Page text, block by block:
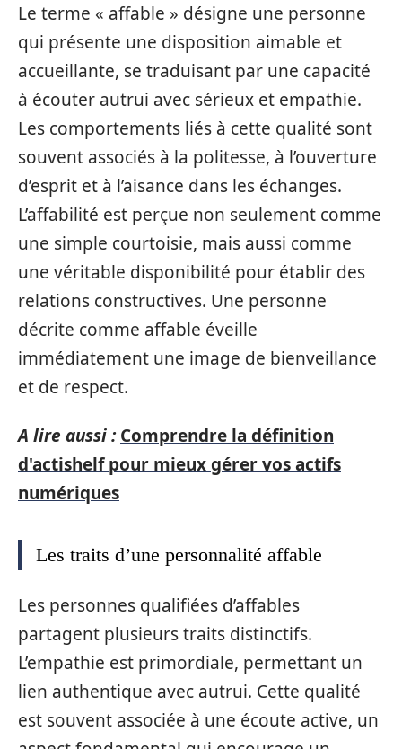
Le terme « affable » désigne une personne
qui présente une disposition aimable et
accueillante, se traduisant par une capacité
à écouter autrui avec sérieux et empathie.
Les comportements liés à cette qualité sont
souvent associés à la politesse, à l’ouverture
d’esprit et à l’aisance dans les échanges.
L’affabilité est perçue non seulement comme
une simple courtoisie, mais aussi comme
une véritable disponibilité pour établir des
relations constructives. Une personne
décrite comme affable éveille
immédiatement une image de bienveillance
et de respect.
A lire aussi : Comprendre la définition
d'actishelf pour mieux gérer vos actifs
numériques
Les traits d’une personnalité affable
Les personnes qualifiées d’affables
partagent plusieurs traits distinctifs.
L’empathie est primordiale, permettant un
lien authentique avec autrui. Cette qualité
est souvent associée à une écoute active, un